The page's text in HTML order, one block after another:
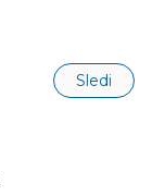
Sledi